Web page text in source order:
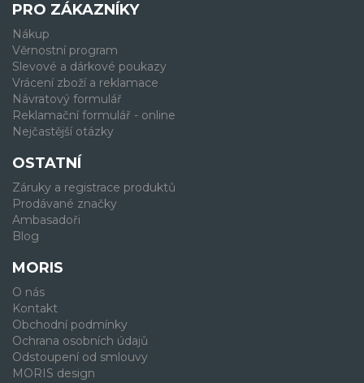
PRO ZÁKAZNÍKY
Nákup
Věrnostní program
Slevové a dárkové poukazy
Vrácení zboží a reklamace
Návratový formulář
Reklamační formulář - online
Nejčastější otázky
OSTATNÍ
Záruky a registrace produktů
Prodávané značky
Ambasadoři
Blog
MORIS
O nás
Kontakt
Obchodní podmínky
Ochrana osobních údajů
Odstoupení od smlouvy
MORIS design